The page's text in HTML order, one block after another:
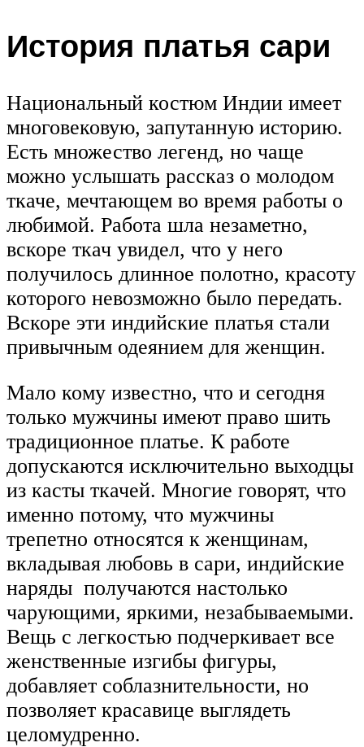
История платья сари
Национальный костюм Индии имеет
многовековую, запутанную историю.
Есть множество легенд, но чаще
можно услышать рассказ о молодом
ткаче, мечтающем во время работы о
любимой. Работа шла незаметно,
вскоре ткач увидел, что у него
получилось длинное полотно, красоту
которого невозможно было передать.
Вскоре эти индийские платья стали
привычным одеянием для женщин.
Мало кому известно, что и сегодня
только мужчины имеют право шить
традиционное платье. К работе
допускаются исключительно выходцы
из касты ткачей. Многие говорят, что
именно потому, что мужчины
трепетно относятся к женщинам,
вкладывая любовь в сари, индийские
наряды получаются настолько
чарующими, яркими, незабываемыми.
Вещь с легкостью подчеркивает все
женственные изгибы фигуры,
добавляет соблазнительности, но
позволяет красавице выглядеть
целомудренно.